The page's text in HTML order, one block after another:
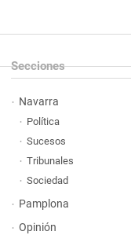
Secciones
Navarra
Política
Sucesos
Tribunales
Sociedad
Pamplona
Opinión